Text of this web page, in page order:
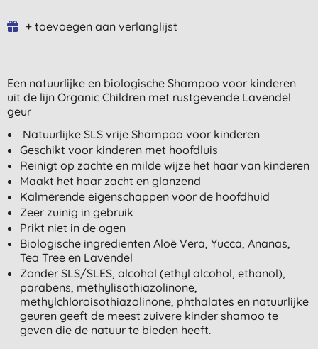
+ toevoegen aan verlanglijst
Een natuurlijke en biologische Shampoo voor kinderen
uit de lijn Organic Children met rustgevende Lavendel
geur
Natuurlijke SLS vrije Shampoo voor kinderen
Geschikt voor kinderen met hoofdluis
Reinigt op zachte en milde wijze het haar van kinderen
Maakt het haar zacht en glanzend
Kalmerende eigenschappen voor de hoofdhuid
Zeer zuinig in gebruik
Prikt niet in de ogen
Biologische ingredienten Aloë Vera, Yucca, Ananas,
Tea Tree en Lavendel
Zonder SLS/SLES, alcohol (ethyl alcohol, ethanol),
parabens, methylisothiazolinone,
methylchloroisothiazolinone, phthalates en natuurlijke
geuren geeft de meest zuivere kinder shamoo te
geven die de natuur te bieden heeft.